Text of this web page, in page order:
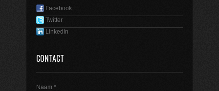
Facebook
Twitter
Linkedin
CONTACT
Naam *